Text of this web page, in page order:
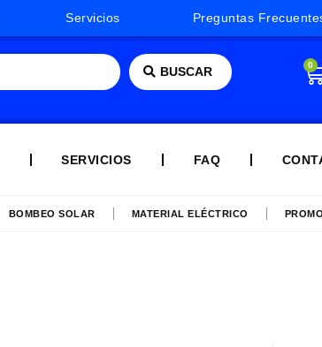
Servicios Preguntas
BUSCAR 0
SERVICIOS FAQ
BOMBEO SOLAR MATERIAL ELÉCTRICO